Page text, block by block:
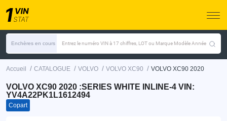
Enchères en cours Entrez le numéro VIN à 17 chiffres, LOT ou Marque Modèle Année
Accueil / CATALOGUE / VOLVO / VOLVO XC90 / VOLVO XC90 2020
VOLVO XC90 2020 :SERIES WHITE INLINE-4 VIN:
YV4A22PK1L1612494
Copart